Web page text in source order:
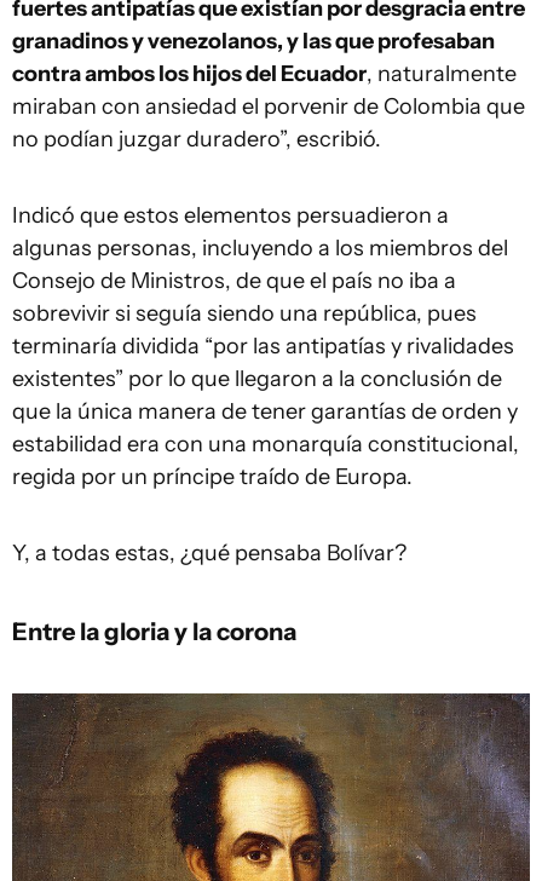
fuertes antipatías que existían por desgracia entre
granadinos y venezolanos, y las que profesaban
contra ambos los hijos del Ecuador, naturalmente
miraban con ansiedad el porvenir de Colombia que
no podían juzgar duradero”, escribió.
Indicó que estos elementos persuadieron a
algunas personas, incluyendo a los miembros del
Consejo de Ministros, de que el país no iba a
sobrevivir si seguía siendo una república, pues
terminaría dividida “por las antipatías y rivalidades
existentes” por lo que llegaron a la conclusión de
que la única manera de tener garantías de orden y
estabilidad era con una monarquía constitucional,
regida por un príncipe traído de Europa.
Y, a todas estas, ¿qué pensaba Bolívar?
Entre la gloria y la corona